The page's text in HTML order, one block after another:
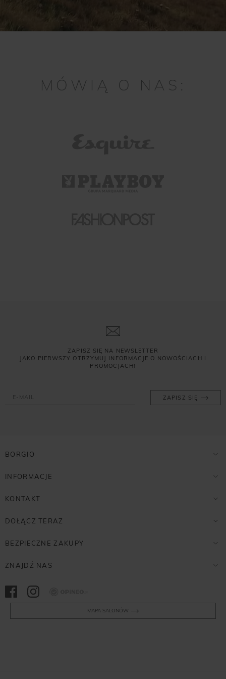
MÓWIĄ O NAS:
ZAPISZ SIĘ NA NEWSLETTER
JAKO PIERWSZY OTRZYMUJ INFORMACJE O NOWOŚCIACH I
PROMOCJACH!
ZAPISZ SIĘ
BORGIO
INFORMACJE
KONTAKT
DOŁĄCZ TERAZ
BEZPIECZNE ZAKUPY
ZNAJDŹ NAS
MAPA SALONÓW